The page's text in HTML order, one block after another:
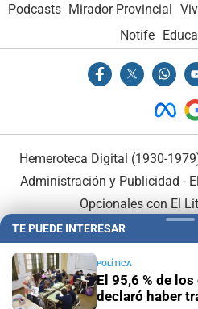
Podcasts Mirador Provincial
Notife
Hemeroteca Digital (1930-
Administración y Publicidad -
Opcionales con El
TE PUEDE INTERESAR
POLÍTICA
El 95,6 % de
declaró haber